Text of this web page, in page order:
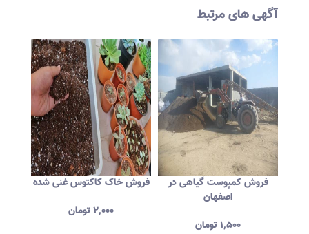
آگهی های مرتبط
فروش خاک کاکتوس غنی شده
۲,۰۰۰تومان
فروش کمپوست گیاهی در
اصفهان
۱,۵۰۰تومان